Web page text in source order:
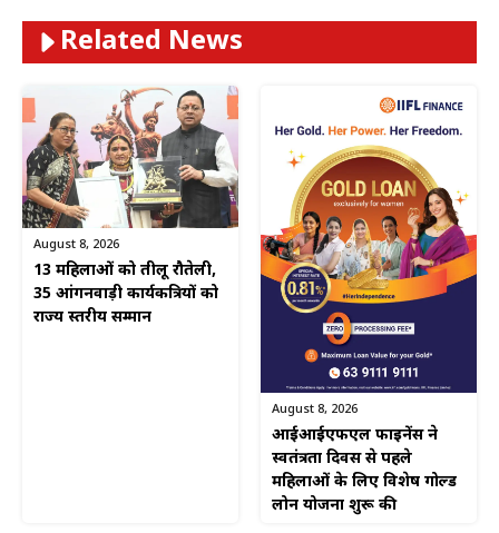
Related News
August 8, 2026
13 महिलाओं को तीलू रौतेली,
35 आंगनवाड़ी कार्यकत्रियों को
राज्य स्तरीय सम्मान
August 8, 2026
आईआईएफएल फाइनेंस ने
स्वतंत्रता दिवस से पहले
महिलाओं के लिए विशेष गोल्ड
लोन योजना शुरू की